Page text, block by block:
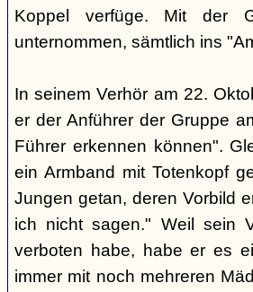
Koppel verfüge. Mit der
unternommen, sämtlich ins
In seinem Verhör am 22.
er der Anführer der Gruppe
Führer erkennen können".
ein Armband mit Totenkopf
Jungen getan, deren Vorbild
ich nicht sagen." Weil sein
verboten habe, habe er es
immer mit noch mehreren